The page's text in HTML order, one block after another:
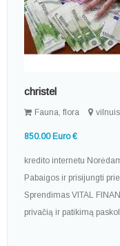
christel
Fauna, flora vilnuis
850.00 Euro €
kredito internetu
Pabaigos ir prisijungti
Sprendimas VITAL
privačią ir patikimą